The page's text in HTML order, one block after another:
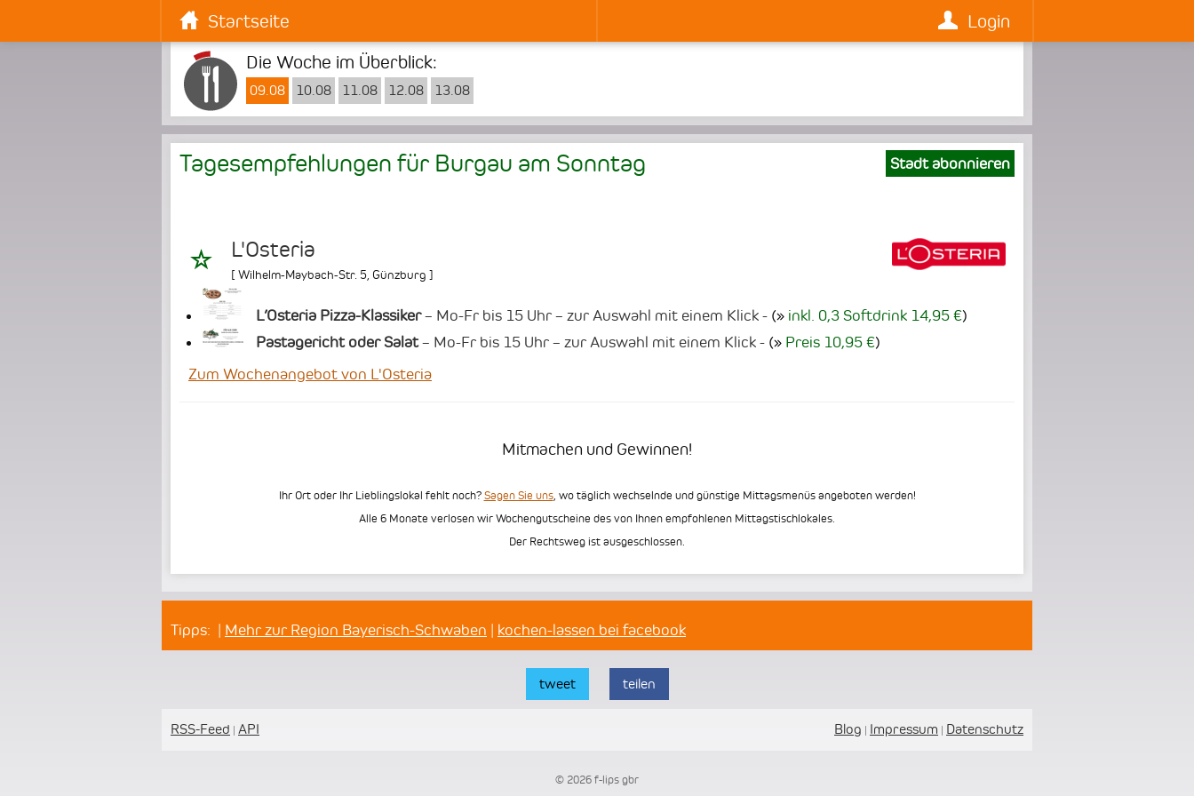
Startseite
Login
Die Woche im Überblick:
09.08 10.08 11.08 12.08 13.08
Stadt abonnieren
Tagesempfehlungen für Burgau am Sonntag
L'Osteria
[ Wilhelm-Maybach-Str. 5, Günzburg ]
L’Osteria Pizza-Klassiker– Mo-Fr bis 15 Uhr – zur Auswahl mit einem Klick -( inkl. 0,3 Softdrink 14,95 €)
Pastagericht oder Salat– Mo-Fr bis 15 Uhr – zur Auswahl mit einem Klick -( Preis 10,95 €)
Zum Wochenangebot von L'Osteria
Mitmachen und Gewinnen!
Ihr Ort oder Ihr Lieblingslokal fehlt noch? Sagen Sie uns, wo täglich wechselnde und günstige Mittagsmenüs angeboten werden!
Alle 6 Monate verlosen wir Wochengutscheine des von Ihnen empfohlenen Mittagstischlokales.
Der Rechtsweg ist ausgeschlossen.
Tipps: Mehr zur Region Bayerisch-Schwaben kochen-lassen bei facebook
tweet teilen
RSS-Feed | API Blog | Impressum | Datenschutz
© 2026 f-lips gbr